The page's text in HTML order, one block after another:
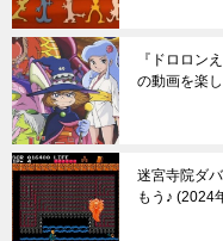
『ドロロン
の動画を楽し
迷宮寺院ダ
もう♪ 2024